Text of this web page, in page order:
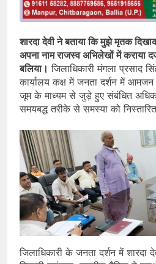
शारदा देवी ने बताया कि मुझे मृतक
अपना नाम राजस्व अभिलेखों में कराया
बलिया। जिलाधिकारी मंगला प्रसाद
कार्यालय कक्ष में जनता दर्शन में
जूम के माध्यम से जुड़े हुए संबंधित
समयबद्ध तरीके से समस्या को
जिलाधिकारी के जनता दर्शन में शारदा